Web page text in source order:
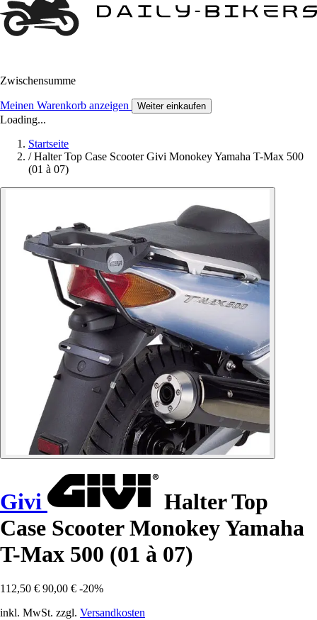
Zwischensumme
Meinen Warenkorb anzeigen Weiter einkaufen
Loading...
Startseite
/ Halter Top Case Scooter Givi Monokey Yamaha T-Max 500
(01 à 07)
Givi
Halter Top
Case Scooter Monokey Yamaha
T-Max 500 (01 à 07)
112,50 € 90,00 € -20%
inkl. MwSt. zzgl. Versandkosten